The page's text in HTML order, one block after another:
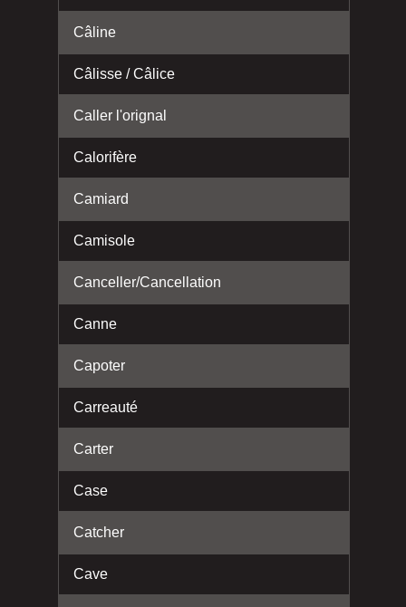
Câline
Câlisse / Câlice
Caller l'orignal
Calorifère
Camiard
Camisole
Canceller/Cancellation
Canne
Capoter
Carreauté
Carter
Case
Catcher
Cave